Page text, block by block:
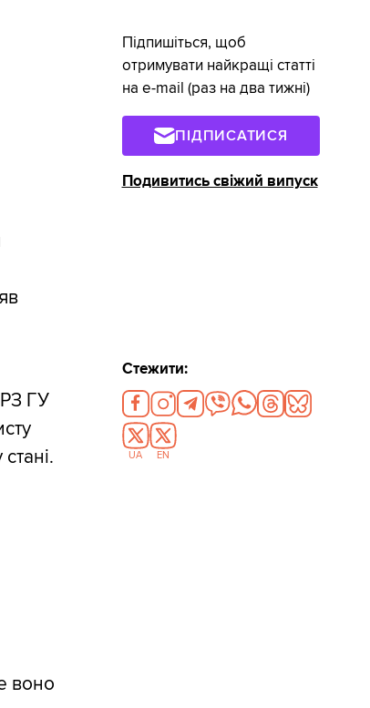
ГУ
воно
Підпишіться, щоб
отримувати найкращі статті
на e-mail (раз на два тижні)
ПІДПИСАТИСЯ
Подивитись свіжий випуск
Стежити:
UA EN